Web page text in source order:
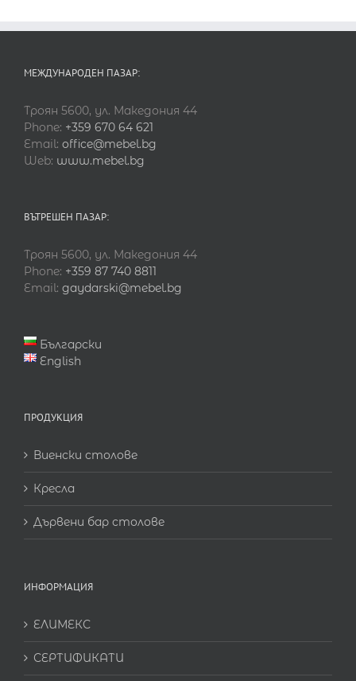
МЕЖДУНАРОДЕН ПАЗАР:
Троян 5600, ул. Македония 44
Phone: +359 670 64 621
Email: office@mebel.bg
Web: www.mebel.bg
ВЪТРЕШЕН ПАЗАР:
Троян 5600, ул. Македония 44
Phone: +359 87 740 8811
Email: gaydarski@mebel.bg
Български
English
ПРОДУКЦИЯ
Виенски столове
Кресла
Дървени бар столове
ИНФОРМАЦИЯ
ЕЛИМЕКС
СЕРТИФИКАТИ